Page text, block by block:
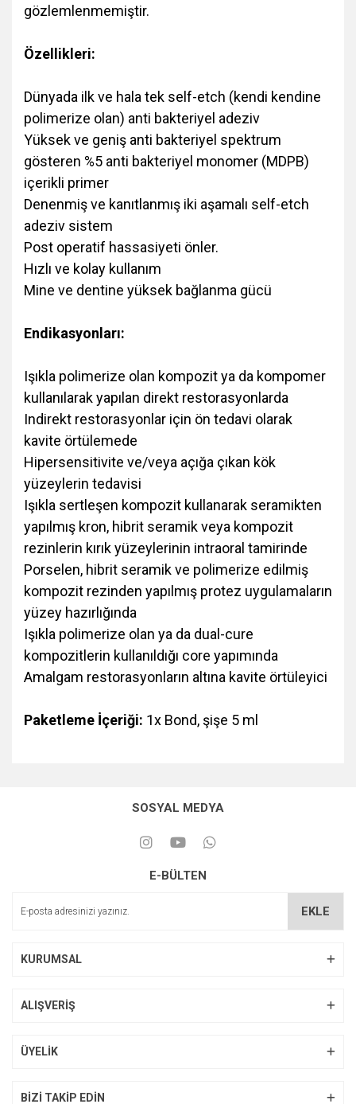
gözlemlenmemiştir.
Özellikleri:
Dünyada ilk ve hala tek self-etch (kendi kendine
polimerize olan) anti bakteriyel adeziv
Yüksek ve geniş anti bakteriyel spektrum
gösteren %5 anti bakteriyel monomer (MDPB)
içerikli primer
Denenmiş ve kanıtlanmış iki aşamalı self-etch
adeziv sistem
Post operatif hassasiyeti önler.
Hızlı ve kolay kullanım
Mine ve dentine yüksek bağlanma gücü
Endikasyonları:
Işıkla polimerize olan kompozit ya da kompomer
kullanılarak yapılan direkt restorasyonlarda
Indirekt restorasyonlar için ön tedavi olarak
kavite örtülemede
Hipersensitivite ve/veya açığa çıkan kök
yüzeylerin tedavisi
Işıkla sertleşen kompozit kullanarak seramikten
yapılmış kron, hibrit seramik veya kompozit
rezinlerin kırık yüzeylerinin intraoral tamirinde
Porselen, hibrit seramik ve polimerize edilmiş
kompozit rezinden yapılmış protez uygulamaların
yüzey hazırlığında
Işıkla polimerize olan ya da dual-cure
kompozitlerin kullanıldığı core yapımında
Amalgam restorasyonların altına kavite örtüleyici
Paketleme İçeriği: 1x Bond, şişe 5 ml
SOSYAL MEDYA
E-BÜLTEN
EKLE
KURUMSAL
ALIŞVERİŞ
ÜYELİK
BİZİ TAKİP EDİN